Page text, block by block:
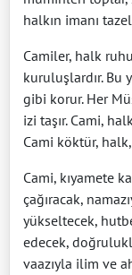
halkın imanı
Camiler, halk
kuruluşlardır.
gibi korur. Her
izi taşır. Cami,
Cami köktür,
Cami, kıyamete
çağıracak,
yükseltecek,
edecek,
vaazıyla ilim ve